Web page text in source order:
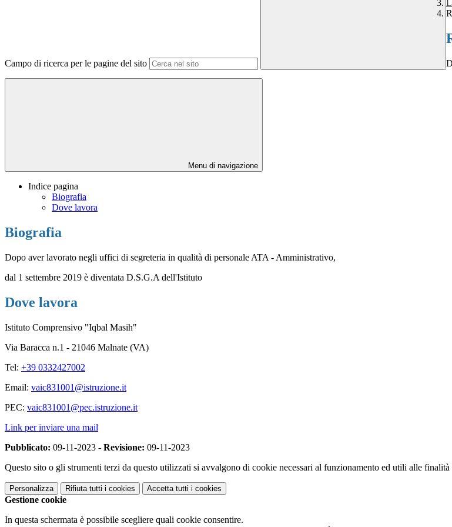
Campo di ricerca per le pagine del sito
Menu di navigazione
Indice pagina
Biografia
Dove lavora
Biografia
Dopo aver lavorato negli uffici di segreteria in qualità di personale ATA - Amministrativo,
dal 1 settembre 2019 è diventata D.S.G.A dell'Istituto
Dove lavora
Istituto Comprensivo "Iqbal Masih"
Via Baracca n.1 - 21046 Malnate (VA)
Tel: +39 0332427002
Email: vaic831001@istruzione.it
PEC: vaic831001@pec.istruzione.it
Link per inviare una mail
Pubblicato: 09-11-2023 - Revisione: 09-11-2023
Questo sito o gli strumenti terzi da questo utilizzati si avvalgono di cookie necessari al funzionamento ed utili alle finalità
Personalizza Rifiuta tutti i cookies Accetta tutti i cookies
Gestione cookie
In questa schermata è possibile scegliere quali cookie consentire.